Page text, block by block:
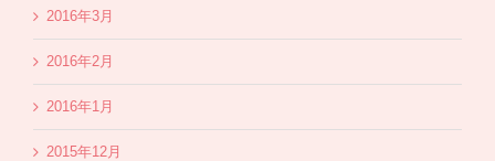
2016年3月
2016年2月
2016年1月
2015年12月